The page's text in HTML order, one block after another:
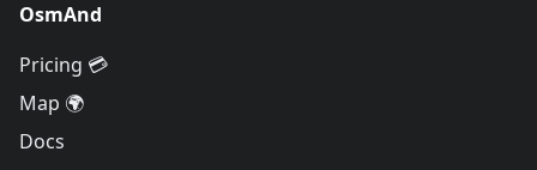
OsmAnd
Pricing 💳
Map 🌍
Docs